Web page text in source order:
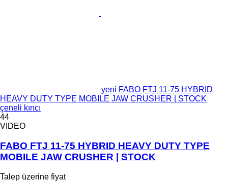
yeni FABO FTJ 11-75 HYBRID
HEAVY DUTY TYPE MOBILE JAW CRUSHER | STOCK
çeneli kırıcı
44
VIDEO
FABO FTJ 11-75 HYBRID HEAVY DUTY TYPE
MOBILE JAW CRUSHER | STOCK
Talep üzerine fiyat